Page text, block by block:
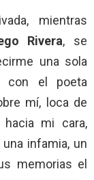
mientras
Rivera, se
una sola
con el poeta
mí, loca de
mi cara,
infamia, un
memorias el